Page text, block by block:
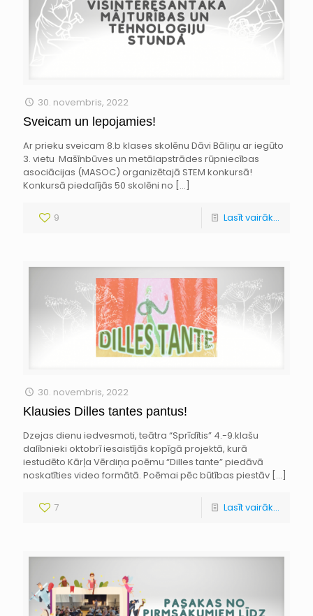
30. novembris, 2022
Sveicam un lepojamies!
Ar prieku sveicam 8.b klases skolēnu Dāvi Bāliņu ar iegūto
3. vietu Mašīnbūves un metālapstrādes rūpniecības
asociācijas (MASOC) organizētajā STEM konkursā!
Konkursā piedalījās 50 skolēni no […]
9 Lasīt vairāk...
30. novembris, 2022
Klausies Dilles tantes pantus!
Dzejas dienu iedvesmoti, teātra “Sprīdītis” 4.-9.klašu
dalībnieki oktobrī iesaistījās kopīgā projektā, kurā
iestudēto Kārļa Vērdiņa poēmu “Dilles tante” piedāvā
noskatīties video formātā. Poēmai pēc būtības piestāv […]
7 Lasīt vairāk...